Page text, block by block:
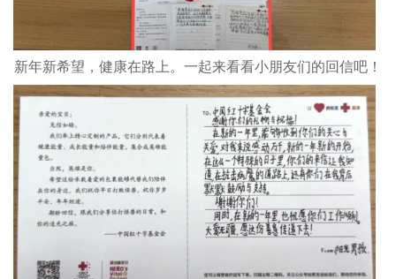
新年新希望，健康在路上。一起来看看小朋友们的回信吧！